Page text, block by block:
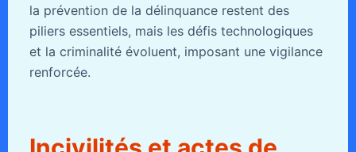
la prévention de la délinquance restent des
piliers essentiels, mais les défis technologiques
et la criminalité évoluent, imposant une vigilance
renforcée.